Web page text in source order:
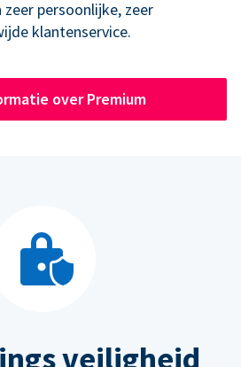
zeer persoonlijke, zeer
klantenservice.
over Premium
veiligheid